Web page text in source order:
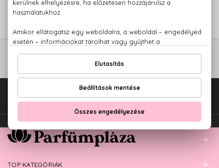
Golyós feromon parfüm
10 ml
Fel az oldal tetejére!
TOP KATEGÓRIÁK